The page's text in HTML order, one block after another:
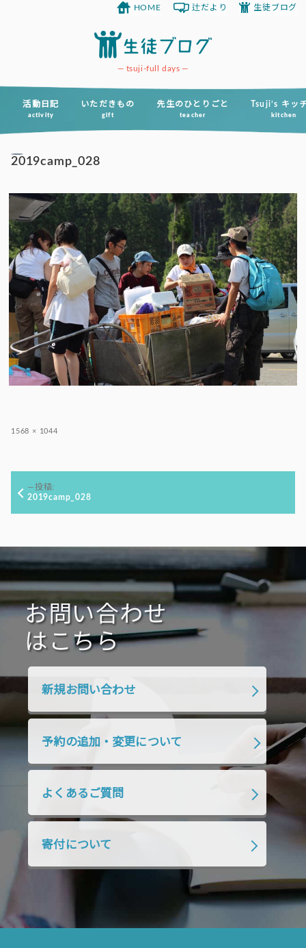
ツ
tsuji-full days
活動日記
activity
いただきもの
gift
先生のひとりごと
teacher
Tsuji’s キッ
kitchen
HOME 辻だより 生徒ブログ
2019camp_028
フ
イ
1568 × 1044
ナ
ゲ
ー
シ
ョ
ン
投稿:
2019camp_028
お問い合わせ
はこちら
新規お問い合わせ
予約の追加・変更について
よくあるご質問
寄付について